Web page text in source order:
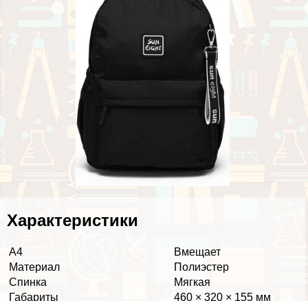
Хаpaктеристики
А4
Вмещает
Материал
Полиэстер
Спинка
Мягкая
Габариты
460 × 320 × 155 мм